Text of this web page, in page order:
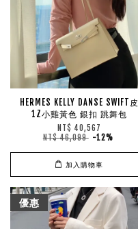
HERMES KELLY DANSE SWIFT皮
1Z小雞黃色 銀扣 跳舞包
NT$ 40,567
NT$ 46,099 -12%
加入購物車
優惠